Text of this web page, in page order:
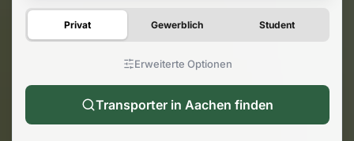
Privat Gewerblich Student
Erweiterte Optionen
Transporter in Aachen finden